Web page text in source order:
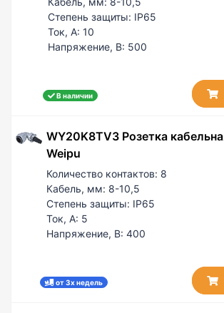
PG29/AD42.5
PG36/AD42.5
100
100 / 50
150 / 50
Степень защиты: IP65
Ток, А:10
Напряжение, В: 500
В наличии
WY20K8TV3 Розетка
Weipu
Количество контактов: 8
Кабель, мм: 8-10,5
Степень защиты: IP65
Ток, А: 5
Напряжение, В:400
от 3х недель